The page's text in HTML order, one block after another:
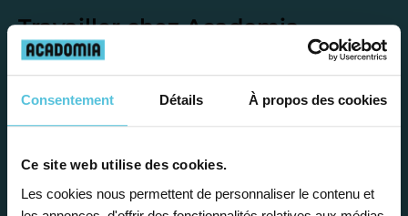
Consentement Détails À propos des cookies
Ce site web utilise des cookies.
Les cookies nous permettent de personnaliser le contenu et
Travailler chez Acadomia
présente de
avantages